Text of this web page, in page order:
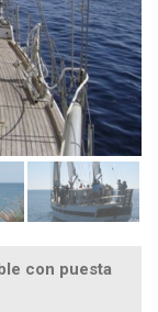
con puesta